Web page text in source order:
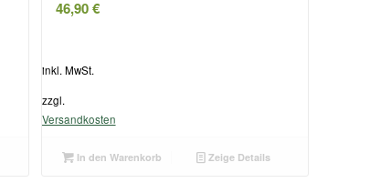
46,90€
inkl. MwSt.
zzgl.
Versandkosten
In den Warenkorb Zeige Details